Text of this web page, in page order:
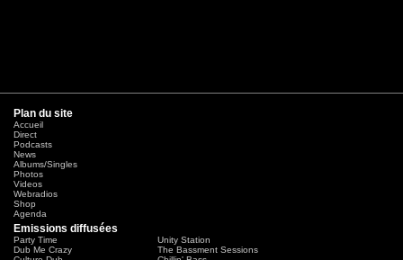
Plan du site
Accueil
Direct
Podcasts
News
Albums/Singles
Photos
Videos
Webradios
Shop
Agenda
Emissions diffusées
Party Time
Unity Station
Dub Me Crazy
The Bassment Sessions